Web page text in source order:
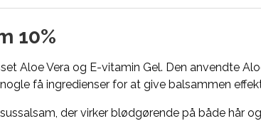
10%
Aloe Vera og E-vitamin Gel. Den anvendte
få ingredienser for at give balsammen
der virker blødgørende på både hår